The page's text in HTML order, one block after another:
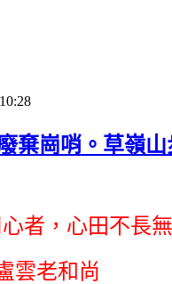
10:28
棄崗哨。草嶺
者，心田不長
和尚